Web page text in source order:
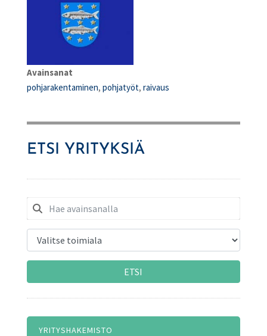
Avainsanat
pohjarakentaminen, pohjatyöt, raivaus
ETSI YRITYKSIÄ
ETSI
YRITYSHAKEMISTO